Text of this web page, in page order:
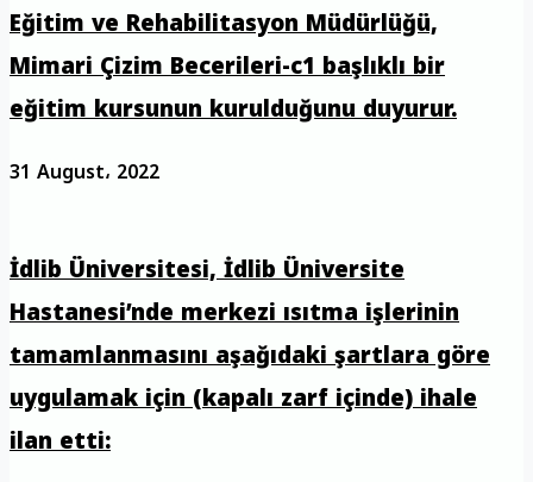
Eğitim ve Rehabilitasyon Müdürlüğü,
Mimari Çizim Becerileri-c1 başlıklı bir
eğitim kursunun kurulduğunu duyurur.
31 August، 2022
İdlib Üniversitesi, İdlib Üniversite
Hastanesi’nde merkezi ısıtma işlerinin
tamamlanmasını aşağıdaki şartlara göre
uygulamak için (kapalı zarf içinde) ihale
ilan etti: